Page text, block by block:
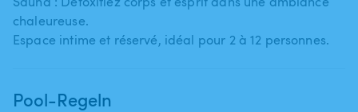
chaleureuse.
Espace intime et réservé​,​ idéal pour 2 à 12 personnes.
Pool-Regeln